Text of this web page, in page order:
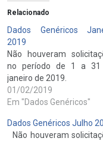
Relacionado
Dados Genéricos
2019
Não houveram
no período de 1 a 31
janeiro de 2019.
01/02/2019
Em "Dados Genéricos"
Dados Genéricos Julho
Não houveram